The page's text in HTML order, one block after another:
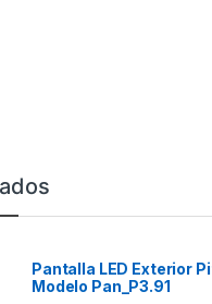
Pantalla LED Exterior
Modelo Pan_P3.91